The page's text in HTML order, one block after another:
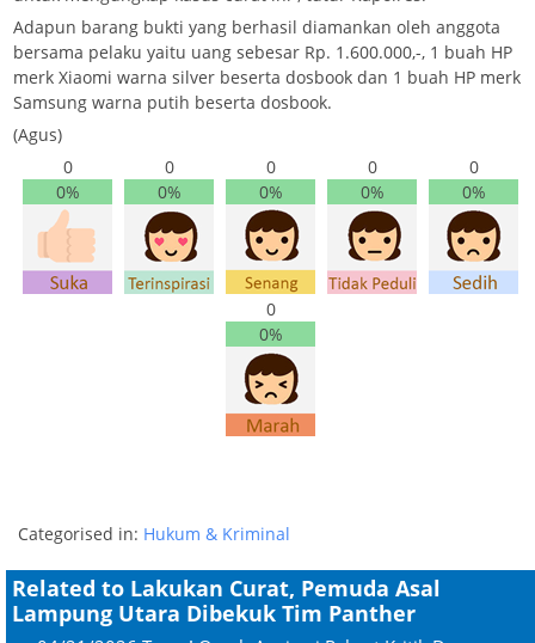
Adapun barang bukti yang berhasil diamankan oleh anggota
bersama pelaku yaitu uang sebesar Rp. 1.600.000,-, 1 buah HP
merk Xiaomi warna silver beserta dosbook dan 1 buah HP merk
Samsung warna putih beserta dosbook.
(Agus)
0
0%
0
0%
0
0%
0
0%
0
0%
0
0%
Categorised in: Hukum & Kriminal
Related to Lakukan Curat, Pemuda Asal
Lampung Utara Dibekuk Tim Panther